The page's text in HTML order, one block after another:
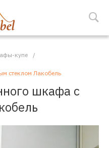
купе
/
стеклом Лакобель
шкафа с